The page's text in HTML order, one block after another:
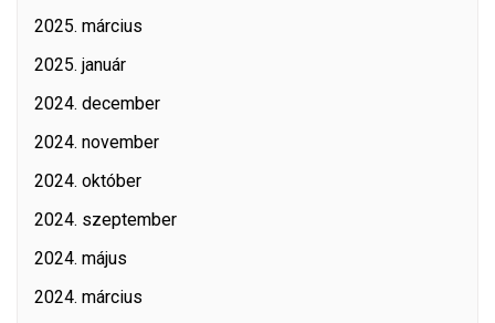
2025. március
2025. január
2024. december
2024. november
2024. október
2024. szeptember
2024. május
2024. március